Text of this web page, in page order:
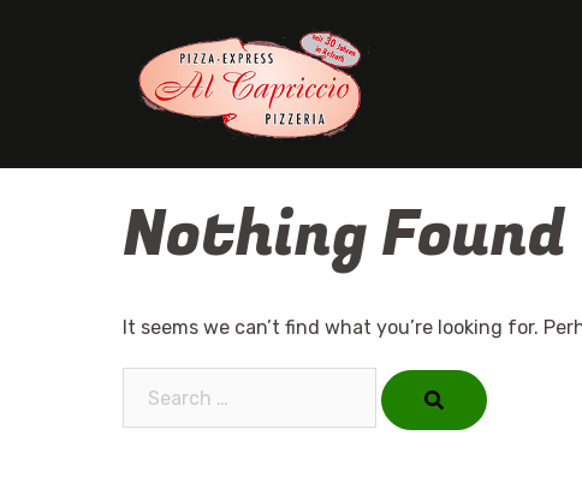
Nothing Found
It seems we can’t find what you’re looking for.